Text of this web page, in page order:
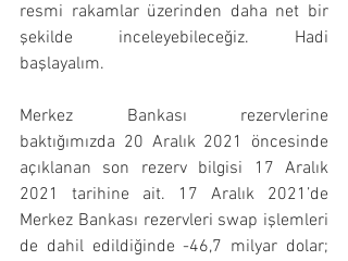
resmi rakamlar üzerinden daha net bir
şekilde inceleyebileceğiz. Hadi
başlayalım.
Merkez Bankası rezervlerine
baktığımızda 20 Aralık 2021 öncesinde
açıklanan son rezerv bilgisi 17 Aralık
2021 tarihine ait. 17 Aralık 2021’de
Merkez Bankası rezervleri swap işlemleri
de dahil edildiğinde -46,7 milyar dolar;